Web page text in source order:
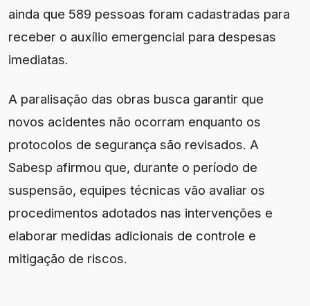
ainda que 589 pessoas foram cadastradas para
receber o auxílio emergencial para despesas
imediatas.
A paralisação das obras busca garantir que
novos acidentes não ocorram enquanto os
protocolos de segurança são revisados. A
Sabesp afirmou que, durante o período de
suspensão, equipes técnicas vão avaliar os
procedimentos adotados nas intervenções e
elaborar medidas adicionais de controle e
mitigação de riscos.